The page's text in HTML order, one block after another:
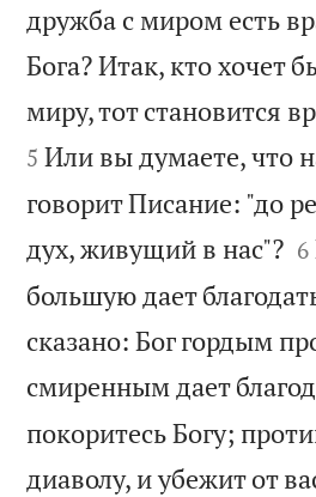
дружба с миром есть
Бога? Итак, кто хочет
миру, тот становится
5 Или вы думаете, что
говорит Писание: "до
дух, живущий в нас"?
6
большую дает
сказано: Бог гордым
смиренным дает
покоритесь Богу;
диаволу, и убежит от